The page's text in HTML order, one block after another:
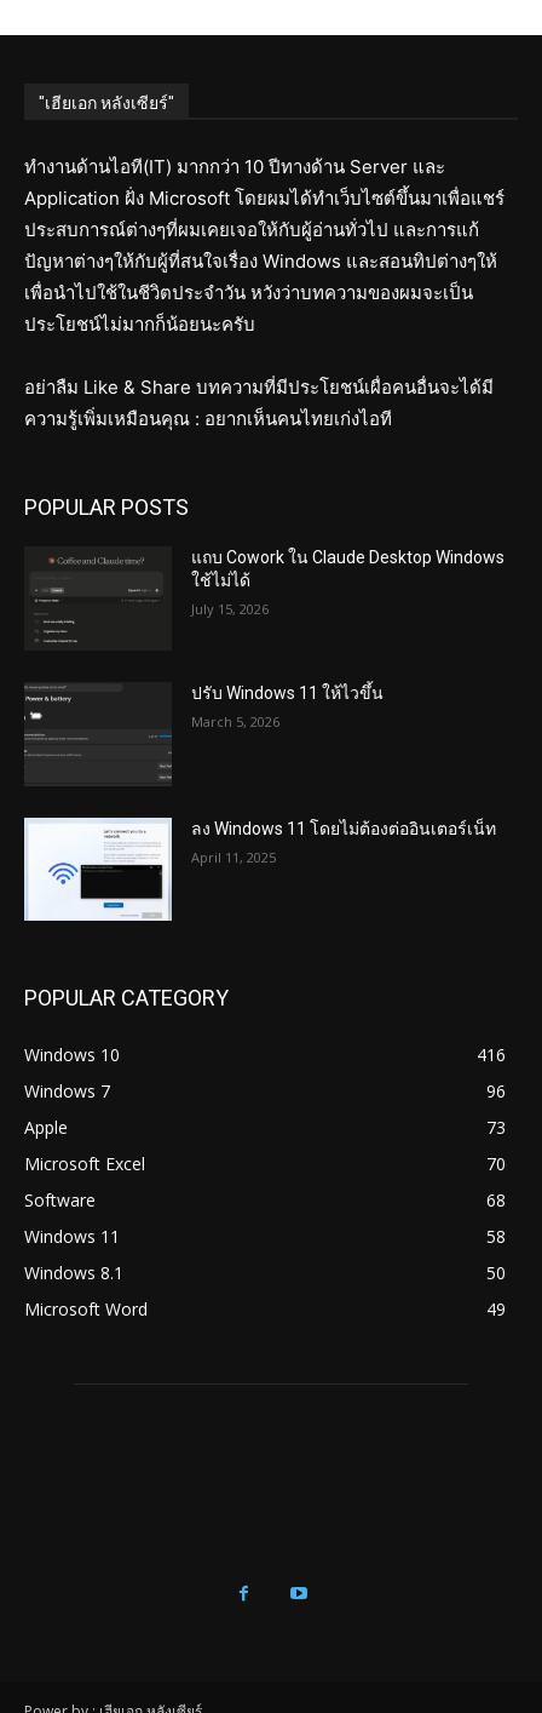
"เฮียเอก หลังเซียร์"
ทำงานด้านไอที(IT) มากกว่า 10 ปีทางด้าน Server และ
Application ฝั่ง Microsoft โดยผมได้ทำเว็บไซต์ขึ้นมาเพื่อแชร์
ประสบการณ์ต่างๆที่ผมเคยเจอให้กับผู้อ่านทั่วไป และการแก้
ปัญหาต่างๆให้กับผู้ที่สนใจเรื่อง Windows และสอนทิปต่างๆให้
เพื่อนำไปใช้ในชีวิตประจำวัน หวังว่าบทความของผมจะเป็น
ประโยชน์ไม่มากก็น้อยนะครับ
อย่าลืม Like & Share บทความที่มีประโยชน์เผื่อคนอื่นจะได้มี
ความรู้เพิ่มเหมือนคุณ : อยากเห็นคนไทยเก่งไอที
POPULAR POSTS
แถบ Cowork ใน Claude Desktop Windows
ใช้ไม่ได้
July 15, 2026
ปรับ Windows 11 ให้ไวขึ้น
March 5, 2026
ลง Windows 11 โดยไม่ต้องต่ออินเตอร์เน็ท
April 11, 2025
POPULAR CATEGORY
Windows 10
416
Windows 7
96
Apple
73
Microsoft Excel
70
Software
68
Windows 11
58
Windows 8.1
50
Microsoft Word
49